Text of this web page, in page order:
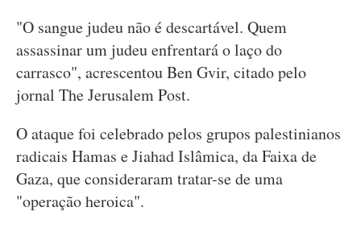
"O sangue judeu não é descartável. Quem
assassinar um judeu enfrentará o laço do
carrasco", acrescentou Ben Gvir, citado pelo
jornal The Jerusalem Post.
O ataque foi celebrado pelos grupos palestinianos
radicais Hamas e Jiahad Islâmica, da Faixa de
Gaza, que consideraram tratar-se de uma
"operação heroica".